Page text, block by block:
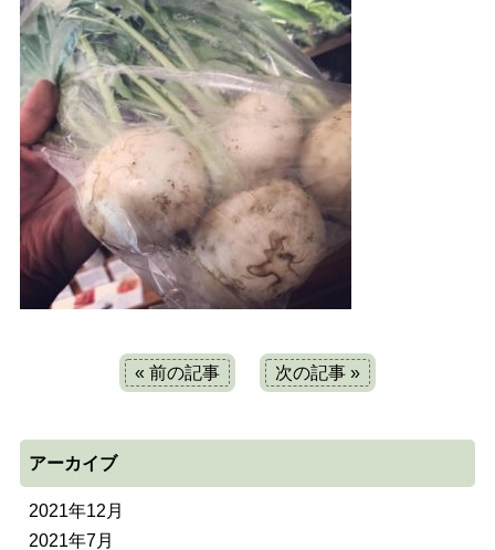
« 前の記事 次の記事 »
アーカイブ
2021年12月
2021年7月